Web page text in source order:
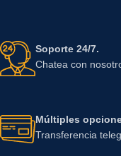
Soporte 24/7.
Chatea con
Múltiples
Transferencia